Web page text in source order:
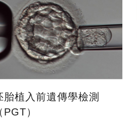
胎植入前遺傳學檢測
PGT）